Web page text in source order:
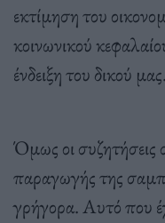
εκτίμηση του
κοινωνικού
ένδειξη του δικού μας.
Όμως οι συζητήσεις
παραγωγής της
γρήγορα. Αυτό που